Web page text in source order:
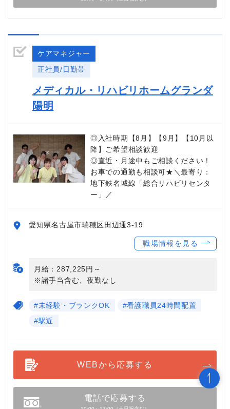
ケアマネジャー
正社員/日勤帯
メディカル・リハビリホームグランダ
陽明
◎入社時期【8月】【9月】【10月以
降】ご希望相談歓迎
◎直近・月途中もご相談ください！
お車での通勤も相談可★＼最寄り：
地下鉄名城線「総合リハビリセンタ
ー」／
愛知県名古屋市瑞穂区田辺通3-19
職場情報を見る
月給：287,225円～
※諸手当含む、夜勤なし
#未経験・ブランクOK
#看護職員24時間配置
#駅近
WEBから応募する
電話で応募する